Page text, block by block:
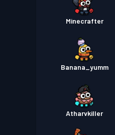
Minecrafter
Banana_yumm
Atharvkiller